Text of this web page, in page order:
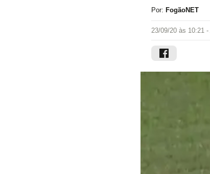
Por: FogãoNET
23/09/20 às 10:21 -